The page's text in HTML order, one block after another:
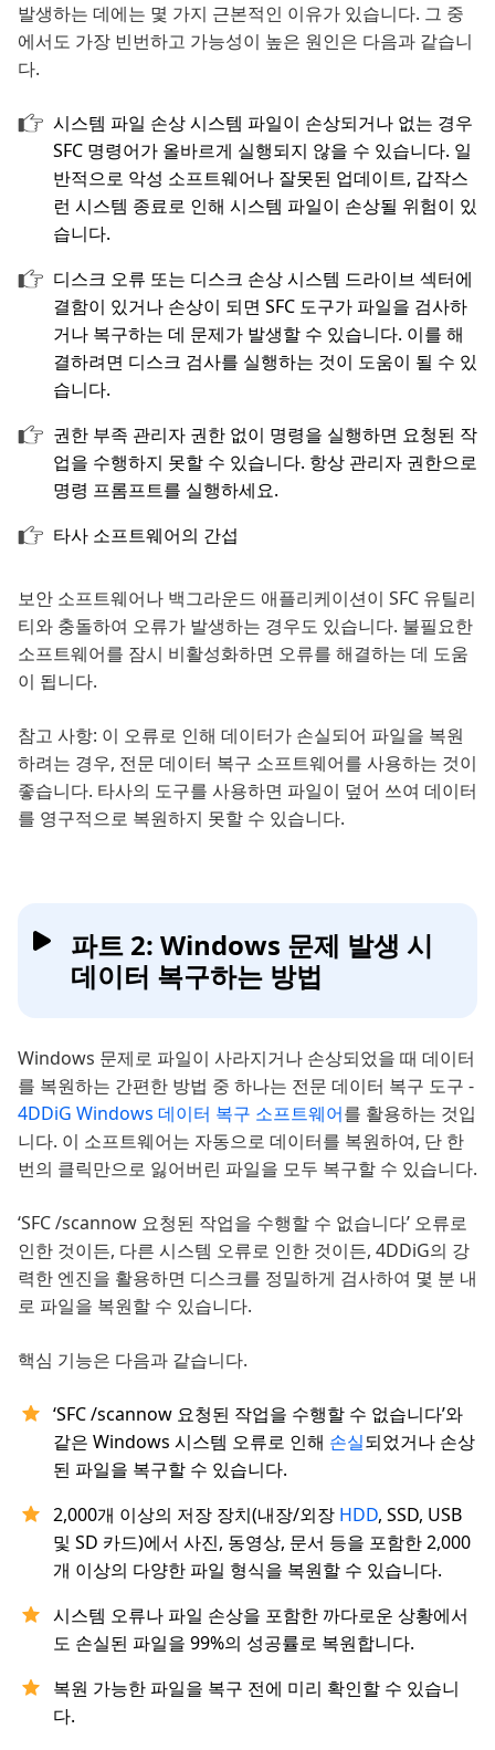
발생하는 데에는 몇 가지 근본적인 이유가 있습니다. 그 중
에서도 가장 빈번하고 가능성이 높은 원인은 다음과 같습니
다.
시스템 파일 손상 시스템 파일이 손상되거나 없는 경우
SFC 명령어가 올바르게 실행되지 않을 수 있습니다. 일
반적으로 악성 소프트웨어나 잘못된 업데이트, 갑작스
런 시스템 종료로 인해 시스템 파일이 손상될 위험이 있
습니다.
디스크 오류 또는 디스크 손상 시스템 드라이브 섹터에
결함이 있거나 손상이 되면 SFC 도구가 파일을 검사하
거나 복구하는 데 문제가 발생할 수 있습니다. 이를 해
결하려면 디스크 검사를 실행하는 것이 도움이 될 수 있
습니다.
권한 부족 관리자 권한 없이 명령을 실행하면 요청된 작
업을 수행하지 못할 수 있습니다. 항상 관리자 권한으로
명령 프롬프트를 실행하세요.
타사 소프트웨어의 간섭
보안 소프트웨어나 백그라운드 애플리케이션이 SFC 유틸리
티와 충돌하여 오류가 발생하는 경우도 있습니다. 불필요한
소프트웨어를 잠시 비활성화하면 오류를 해결하는 데 도움
이 됩니다.
참고 사항: 이 오류로 인해 데이터가 손실되어 파일을 복원
하려는 경우, 전문 데이터 복구 소프트웨어를 사용하는 것이
좋습니다. 타사의 도구를 사용하면 파일이 덮어 쓰여 데이터
를 영구적으로 복원하지 못할 수 있습니다.
파트 2: Windows 문제 발생 시
데이터 복구하는 방법
Windows 문제로 파일이 사라지거나 손상되었을 때 데이터
를 복원하는 간편한 방법 중 하나는 전문 데이터 복구 도구 -
4DDiG Windows 데이터 복구 소프트웨어를 활용하는 것입
니다. 이 소프트웨어는 자동으로 데이터를 복원하여, 단 한
번의 클릭만으로 잃어버린 파일을 모두 복구할 수 있습니다.
‘SFC /scannow 요청된 작업을 수행할 수 없습니다’ 오류로
인한 것이든, 다른 시스템 오류로 인한 것이든, 4DDiG의 강
력한 엔진을 활용하면 디스크를 정밀하게 검사하여 몇 분 내
로 파일을 복원할 수 있습니다.
핵심 기능은 다음과 같습니다.
‘SFC /scannow 요청된 작업을 수행할 수 없습니다’와
같은 Windows 시스템 오류로 인해 손실되었거나 손상
된 파일을 복구할 수 있습니다.
2,000개 이상의 저장 장치(내장/외장 HDD, SSD, USB
및 SD 카드)에서 사진, 동영상, 문서 등을 포함한 2,000
개 이상의 다양한 파일 형식을 복원할 수 있습니다.
시스템 오류나 파일 손상을 포함한 까다로운 상황에서
도 손실된 파일을 99%의 성공률로 복원합니다.
복원 가능한 파일을 복구 전에 미리 확인할 수 있습니
다.